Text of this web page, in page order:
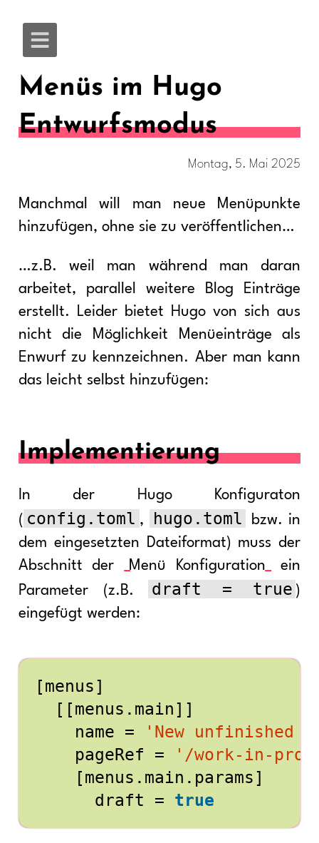
Menüs im Hugo
Entwurfsmodus
Montag, 5. Mai 2025
Manchmal will man neue Menüpunkte
hinzufügen, ohne sie zu veröffentlichen…
…z.B. weil man während man daran
arbeitet, parallel weitere Blog Einträge
erstellt. Leider bietet Hugo von sich aus
nicht die Möglichkeit Menüeinträge als
Enwurf zu kennzeichnen. Aber man kann
das leicht selbst hinzufügen:
Implementierung
In der Hugo Konfiguraton
( config.toml , hugo.toml
bzw. in
dem eingesetzten Dateiformat) muss der
Abschnitt der
Menü Konfiguration
ein
Parameter (z.B.
draft = true )
eingefügt werden:
[menus]
[[menus . main]]
name
=
'New unfinished
pageRef
=
'/work-in-
[menus . main . params]
draft
= true